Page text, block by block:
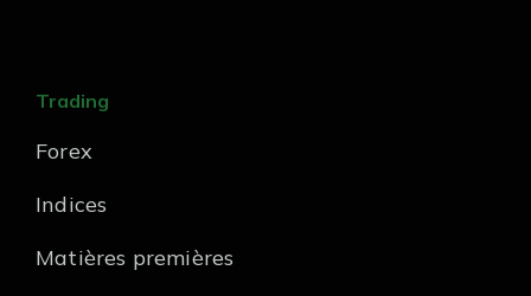
Trading
Forex
Indices
Matières premières